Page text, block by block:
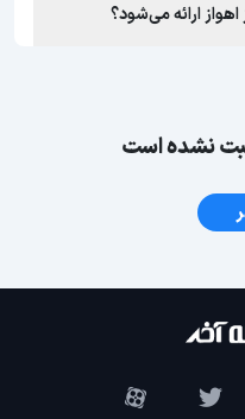
ارائه می‌شود؟
نشده است